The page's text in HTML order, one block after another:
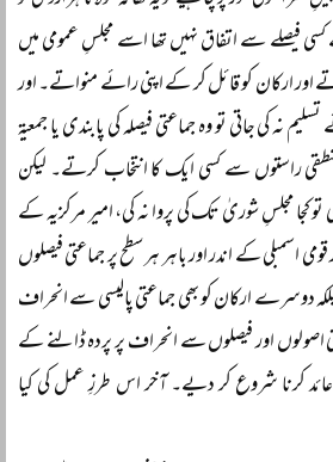
فیصلے سے اتفاق نہیں تھا اسے مجلسِ عمومی میں
اور ارکان کو قائل کر کے اپنی رائے منواتے۔ اور
نہ کی جاتی تو وہ جماعتی فیصلہ کی پابندی یا جمعیۃ
راستوں سے کسی ایک کا انتخاب کرتے۔ لیکن
کجا مجلسِ شوریٰ تک کی پروا نہ کی، امیر مرکزیہ کے
اسمبلی کے اندر اور باہر ہر سطح پر جماعتی فیصلوں
دوسرے ارکان کو بھی جماعتی پالیسی سے انحراف
اور فیصلوں سے انحراف پر پردہ ڈالنے کے
کرنا شروع کر دیے۔ آخر اس طرزِ عمل کی کیا